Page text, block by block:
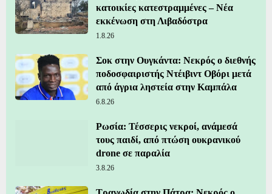
κατοικίες κατεστραμμένες – Νέα
εκκένωση στη Λιβαδόστρα
1.8.26
Σοκ στην Ουγκάντα: Νεκρός ο διεθνής
ποδοσφαιριστής Ντέιβιντ Οβόρι μετά
από άγρια ληστεία στην Καμπάλα
6.8.26
Ρωσία: Τέσσερις νεκροί, ανάμεσά
τους παιδί, από πτώση ουκρανικού
drone σε παραλία
3.8.26